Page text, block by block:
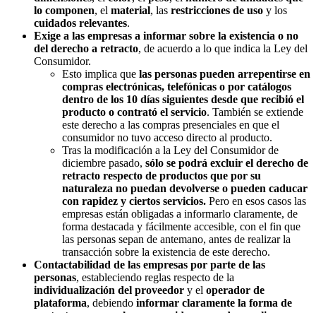
lo componen, el material, las restricciones de uso y los
cuidados relevantes.
Exige a las empresas a informar sobre la existencia o no
del derecho a retracto, de acuerdo a lo que indica la Ley del
Consumidor.
Esto implica que las personas pueden arrepentirse en
compras electrónicas, telefónicas o por catálogos
dentro de los 10 días siguientes desde que recibió el
producto o contrató el servicio. También se extiende
este derecho a las compras presenciales en que el
consumidor no tuvo acceso directo al producto.
Tras la modificación a la Ley del Consumidor de
diciembre pasado, sólo se podrá excluir el derecho de
retracto respecto de productos que por su
naturaleza no puedan devolverse o pueden caducar
con rapidez y ciertos servicios. Pero en esos casos las
empresas están obligadas a informarlo claramente, de
forma destacada y fácilmente accesible, con el fin que
las personas sepan de antemano, antes de realizar la
transacción sobre la existencia de este derecho.
Contactabilidad de las empresas por parte de las
personas, estableciendo reglas respecto de la
individualización del proveedor y el operador de
plataforma, debiendo informar claramente la forma de